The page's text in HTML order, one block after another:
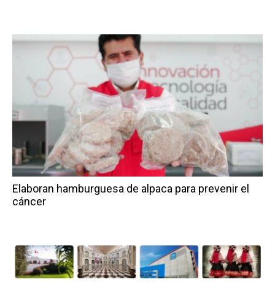
Elaboran hamburguesa de alpaca para prevenir el
cáncer